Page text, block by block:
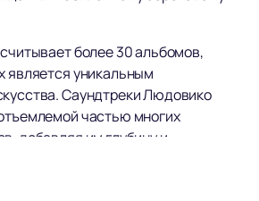
более 30 альбомов,
является уникальным
Саундтреки Людовико
частью многих
добавляя им глубину и